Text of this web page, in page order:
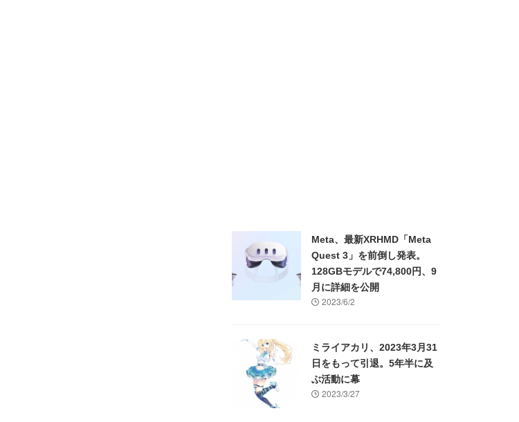
Meta、最新XRHMD「Meta
Quest 3」を前倒し発表。
128GBモデルで74,800円、9
月に詳細を公開
2023/6/2
ミライアカリ、2023年3月31
日をもって引退。5年半に及
ぶ活動に幕
2023/3/27